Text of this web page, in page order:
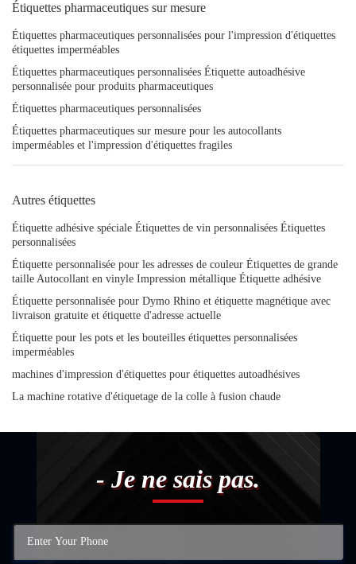
Étiquettes pharmaceutiques sur mesure
Étiquettes pharmaceutiques personnalisées pour l'impression d'étiquettes
étiquettes imperméables
Étiquettes pharmaceutiques personnalisées Étiquette autoadhésive
personnalisée pour produits pharmaceutiques
Étiquettes pharmaceutiques personnalisées
Étiquettes pharmaceutiques sur mesure pour les autocollants
imperméables et l'impression d'étiquettes fragiles
Autres étiquettes
Étiquette adhésive spéciale Étiquettes de vin personnalisées Étiquettes
personnalisées
Étiquette personnalisée pour les adresses de couleur Étiquettes de grande
taille Autocollant en vinyle Impression métallique Étiquette adhésive
Étiquette personnalisée pour Dymo Rhino et étiquette magnétique avec
livraison gratuite et étiquette d'adresse actuelle
Étiquette pour les pots et les bouteilles étiquettes personnalisées
imperméables
machines d'impression d'étiquettes pour étiquettes autoadhésives
La machine rotative d'étiquetage de la colle à fusion chaude
- Je ne sais pas.